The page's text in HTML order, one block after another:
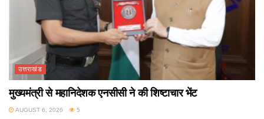
उत्तराखंड
मुख्यमंत्री से महानिदेशक एनसीसी ने की शिष्टाचार भेंट
AUGUST 6, 2026 5